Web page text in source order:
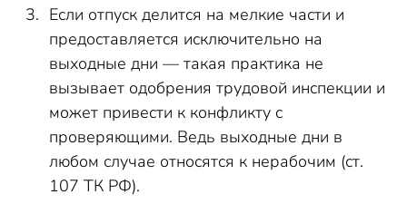
Если отпуск делится на мелкие части и
предоставляется исключительно на
выходные дни — такая практика не
вызывает одобрения трудовой инспекции и
может привести к конфликту с
проверяющими. Ведь выходные дни в
любом случае относятся к нерабочим (ст.
107 ТК РФ).